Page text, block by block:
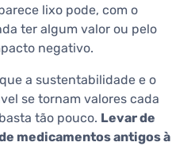
lixo pode, com o
ter algum valor ou pelo
negativo.
a sustentabilidade e o
se tornam valores cada
tão pouco. Levar de
medicamentos antigos à